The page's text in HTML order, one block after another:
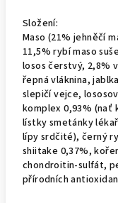
Složení:
Maso (21% jehněčí
11,5% rybí maso
losos čerstvý, 2,8%
řepná vláknina,
slepičí vejce,
komplex 0,93% (nať
lístky smetánky
lípy srdčité), černý
shiitake 0,37%,
chondroitin-sulfát,
přírodních